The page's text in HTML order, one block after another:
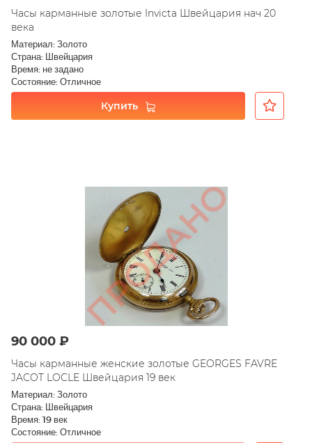
Часы карманные золотые Invicta Швейцария нач 20
века
Материал: Золото
Страна: Швейцария
Время: не задано
Состояние: Отличное
Купить
90 000 ₽
Часы карманные женские золотые GEORGES FAVRE
JACOT LOCLE Швейцария 19 век
Материал: Золото
Страна: Швейцария
Время: 19 век
Состояние: Отличное